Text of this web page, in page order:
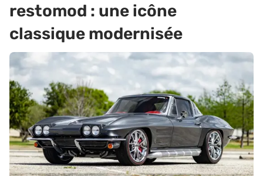
restomod : une icône
classique modernisée